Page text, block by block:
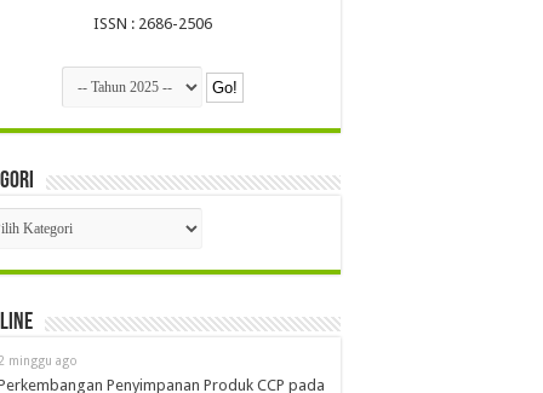
ISSN : 2686-2506
minggu ago
Penyimpanan Produk CCP pada